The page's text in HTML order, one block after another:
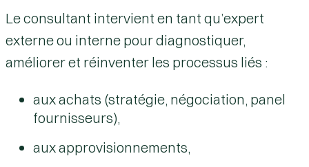
Le consultant intervient en tant qu’expert
externe ou interne pour diagnostiquer,
améliorer et réinventer les processus liés :
aux achats (stratégie, négociation, panel
fournisseurs),
aux approvisionnements,